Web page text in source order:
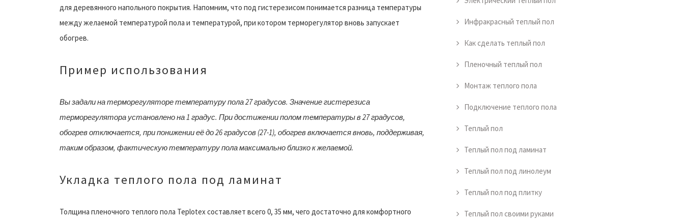
для деревянного напольного покрытия. Напомним, что под гистерезисом понимается разница температуры
между желаемой температурой пола и температурой, при котором терморегулятор вновь запускает
обогрев.
Пример использования
Вы задали на терморегуляторе температуру пола 27 градусов. Значение гистерезиса
терморегулятора установлено на 1 градус. При достижении полом температуры в 27 градусов,
обогрев отключается, при понижении её до 26 градусов (27-1), обогрев включается вновь, поддерживая,
таким образом, фактическую температуру пола максимально близко к желаемой.
Укладка теплого пола под ламинат
Толщина пленочного теплого пола Teplotex составляет всего 0, 35 мм, чего достаточно для комфортного
Инфракрасный теплый пол
Как сделать теплый пол
Пленочный теплый пол
Монтаж теплого пола
Подключение теплого пола
Теплый пол
Теплый пол под ламинат
Теплый пол под линолеум
Теплый пол под плитку
Теплый пол своими руками